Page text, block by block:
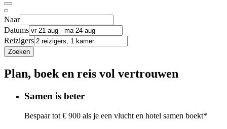
Naar
Datums
Reizigers
Zoeken
Plan, boek en reis vol vertrouwen
Samen is beter
Bespaar tot € 900 als je een vlucht en hotel samen boekt*